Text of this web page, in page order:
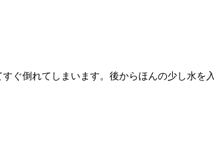
ぐ倒れてしまいます。後からほんの少し水